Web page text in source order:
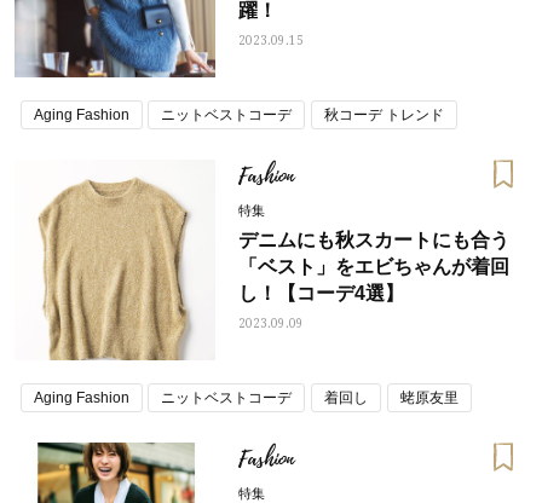
躍！
2023.09.15
Aging Fashion ニットベストコーデ 秋コーデ トレンド
Fashion
特集
デニムにも秋スカートにも合う
「ベスト」をエビちゃんが着回
し！【コーデ4選】
2023.09.09
Aging Fashion ニットベストコーデ 着回し 蛯原友里
Fashion
特集